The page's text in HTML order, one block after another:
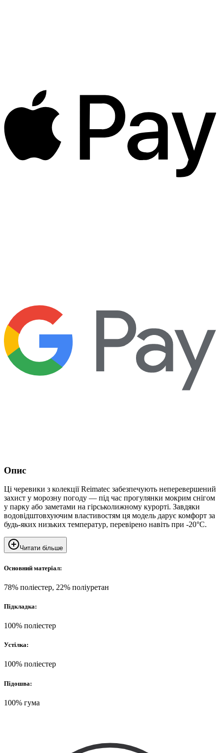
Опис
Ці черевики з колекції Reimatec забезпечують неперевершений
захист у морозну погоду — під час прогулянки мокрим снігом
у парку або заметами на гірськолижному курорті. Завдяки
водовідштовхуючим властивостям ця модель дарує комфорт за
будь-яких низьких температур, перевірено навіть при -20°C.
Читати більше
Основний матеріал:
78% поліестер, 22% поліуретан
Підкладка:
100% поліестер
Устілка:
100% поліестер
Підошва:
100% гума